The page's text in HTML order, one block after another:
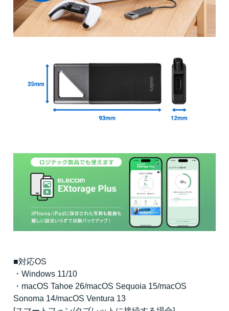
■対応OS
・Windows 11/10
・macOS Tahoe 26/macOS Sequoia 15/macOS
Sonoma 14/macOS Ventura 13